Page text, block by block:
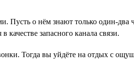
Пусть о нём знают только один-два
качестве запасного канала связи.
Тогда вы уйдёте на отдых с